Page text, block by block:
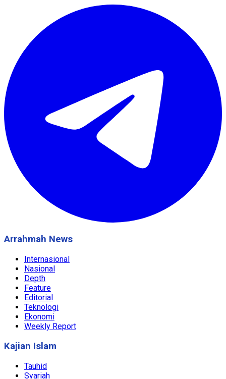
Arrahmah News
Internasional
Nasional
Depth
Feature
Editorial
Teknologi
Ekonomi
Weekly Report
Kajian Islam
Tauhid
Syariah